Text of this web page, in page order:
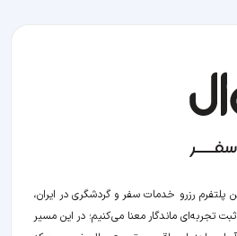
پلتفرم رزرو خدمات سفر و گردشگری در ایران،
تجربه‌ای ماندگار معنا می‌کنیم؛ در این مسیر‍